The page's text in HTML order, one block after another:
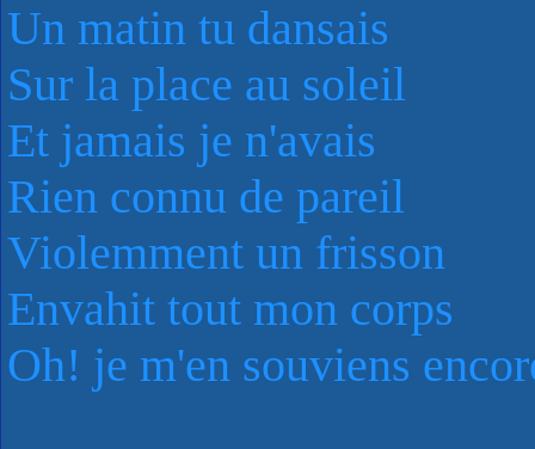
Un matin tu dansais
Sur la place au soleil
Et jamais je n'avais
Rien connu de pareil
Violemment un frisson
Envahit tout mon corps
Oh! je m'en souviens